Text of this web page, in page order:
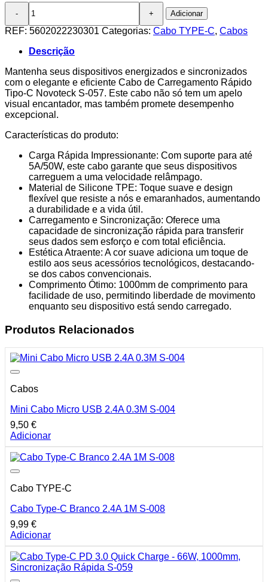
Quantidade
Cabo
5A
50W
1M
S-
057
TPE
Adicionar
REF: 5602022230301 Categorias: Cabo TYPE-C, Cabos
Descrição
Mantenha seus dispositivos energizados e sincronizados
com o elegante e eficiente Cabo de Carregamento Rápido
Tipo-C Novoteck S-057. Este cabo não só tem um apelo
visual encantador, mas também promete desempenho
excepcional.
Características do produto:
Carga Rápida Impressionante: Com suporte para até
5A/50W, este cabo garante que seus dispositivos
carreguem a uma velocidade relâmpago.
Material de Silicone TPE: Toque suave e design
flexível que resiste a nós e emaranhados, aumentando
a durabilidade e a vida útil.
Carregamento e Sincronização: Oferece uma
capacidade de sincronização rápida para transferir
seus dados sem esforço e com total eficiência.
Estética Atraente: A cor suave adiciona um toque de
estilo aos seus acessórios tecnológicos, destacando-
se dos cabos convencionais.
Comprimento Ótimo: 1000mm de comprimento para
facilidade de uso, permitindo liberdade de movimento
enquanto seu dispositivo está sendo carregado.
Produtos Relacionados
Cabos
Mini Cabo Micro USB 2.4A 0.3M S-004
9,50 €
Adicionar
Cabo TYPE-C
Cabo Type-C Branco 2.4A 1M S-008
9,99 €
Adicionar